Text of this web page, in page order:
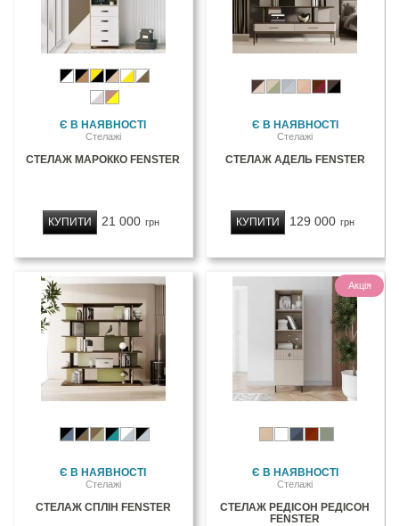
Є В НАЯВНОСТІ
Стелажі
СТЕЛАЖ МАРОККО FENSTER
21 000 грн
КУПИТИ
Є В НАЯВНОСТІ
Стелажі
СТЕЛАЖ АДЕЛЬ FENSTER
129 000 грн
КУПИТИ
Є В НАЯВНОСТІ
Стелажі
СТЕЛАЖ СПЛІН FENSTER
Акція
Є В НАЯВНОСТІ
Стелажі
СТЕЛАЖ РЕДІСОН РЕДІСОН
FENSTER